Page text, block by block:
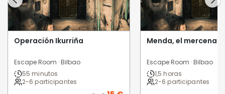
Operación Ikurriña
Escape Room · Bilbao
55 minutos
2-6 participantes
Menda, el
Escape Room · Bilbao
1,5 horas
2-6 participantes